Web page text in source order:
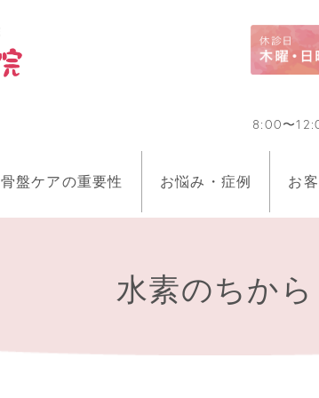
8:00〜
骨盤ケアの重要性 お悩み・症例 お
水素のちから